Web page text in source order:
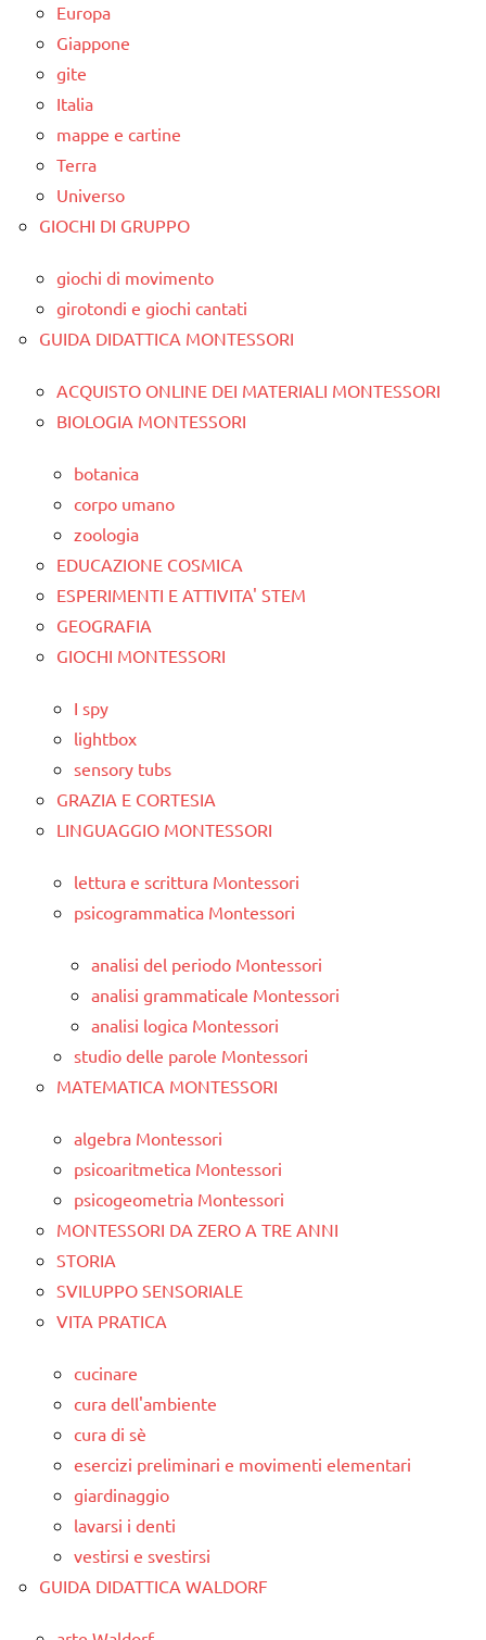
Europa
Giappone
gite
Italia
mappe e cartine
Terra
Universo
GIOCHI DI GRUPPO
giochi di movimento
girotondi e giochi cantati
GUIDA DIDATTICA MONTESSORI
ACQUISTO ONLINE DEI MATERIALI MONTESSORI
BIOLOGIA MONTESSORI
botanica
corpo umano
zoologia
EDUCAZIONE COSMICA
ESPERIMENTI E ATTIVITA' STEM
GEOGRAFIA
GIOCHI MONTESSORI
I spy
lightbox
sensory tubs
GRAZIA E CORTESIA
LINGUAGGIO MONTESSORI
lettura e scrittura Montessori
psicogrammatica Montessori
analisi del periodo Montessori
analisi grammaticale Montessori
analisi logica Montessori
studio delle parole Montessori
MATEMATICA MONTESSORI
algebra Montessori
psicoaritmetica Montessori
psicogeometria Montessori
MONTESSORI DA ZERO A TRE ANNI
STORIA
SVILUPPO SENSORIALE
VITA PRATICA
cucinare
cura dell'ambiente
cura di sè
esercizi preliminari e movimenti elementari
giardinaggio
lavarsi i denti
vestirsi e svestirsi
GUIDA DIDATTICA WALDORF